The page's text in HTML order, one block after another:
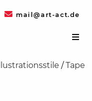
mail@art-act.de
Illustrationsstile /Tape